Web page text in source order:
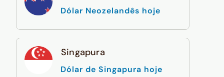
Dólar Neozelandês hoje
Singapura
Dólar de Singapura hoje